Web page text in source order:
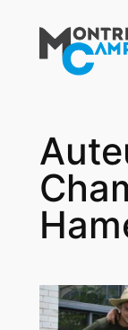
contenu